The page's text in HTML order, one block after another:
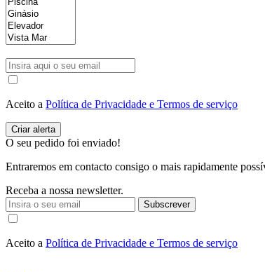
Aceito a Política de Privacidade e Termos de serviço
O seu pedido foi enviado!
Entraremos em contacto consigo o mais rapidamente
Receba a nossa newsletter.
Subscrever
Aceito a Política de Privacidade e Termos de serviço